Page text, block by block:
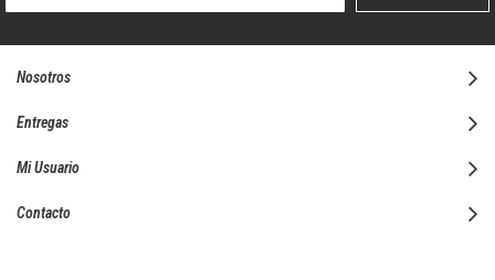
boletín
Nosotros
Entregas
Mi Usuario
Contacto